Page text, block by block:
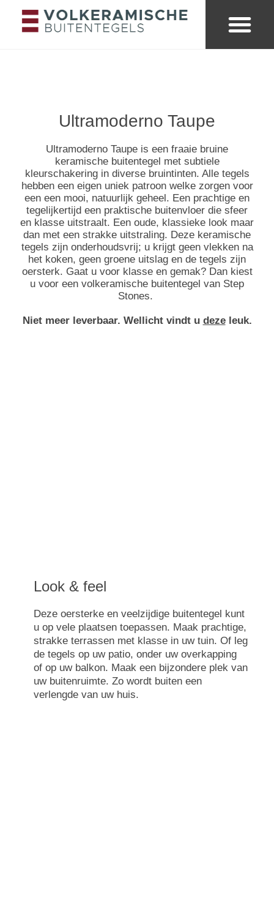
Ultramoderno Taupe
Ultramoderno Taupe is een fraaie bruine
keramische buitentegel met subtiele
kleurschakering in diverse bruintinten. Alle tegels
hebben een eigen uniek patroon welke zorgen voor
een een mooi, natuurlijk geheel. Een prachtige en
tegelijkertijd een praktische buitenvloer die sfeer
en klasse uitstraalt. Een oude, klassieke look maar
dan met een strakke uitstraling. Deze keramische
tegels zijn onderhoudsvrij; u krijgt geen vlekken na
het koken, geen groene uitslag en de tegels zijn
oersterk. Gaat u voor klasse en gemak? Dan kiest
u voor een volkeramische buitentegel van Step
Stones.
Niet meer leverbaar. Wellicht vindt u dezeleuk.
Look & feel
Deze oersterke en veelzijdige buitentegel kunt
u op vele plaatsen toepassen. Maak prachtige,
strakke terrassen met klasse in uw tuin. Of leg
de tegels op uw patio, onder uw overkapping
of op uw balkon. Maak een bijzondere plek van
uw buitenruimte. Zo wordt buiten een
verlengde van uw huis.